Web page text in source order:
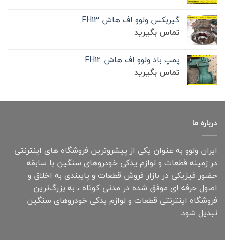
گیربکس ولوو اف هاش FH13
تماس بگیرید
پمپ باد ولوو اف هاش FH12
تماس بگیرید
درباره ما
ایران ولوو به عنوان یکی از پیشروترین فروشگاه های اینترنتی
در زمینه قطعات و لوازم یدکی خودروهای سنگین با سابقه
حضور فیزیکی در بازار فروش قطعات و پایبندی به اخلاق و
اصول حرفه ای موفق شده در مدتی کوتاه ، به بزرگ‌ترین
فروشگاه اینترنتی قطعات و لوازم یدکی خودروهای سنگین
تبدیل شود.